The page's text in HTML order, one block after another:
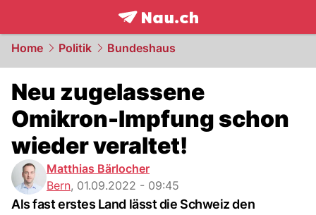
frontpage.NAU.ch
Home Politik Bundeshaus
Neu zugelassene
Omikron-Impfung schon
wieder veraltet!
Matthias Bärlocher
Bern, 01.09.2022 - 09:45
Als fast erstes Land lässt die Schweiz den